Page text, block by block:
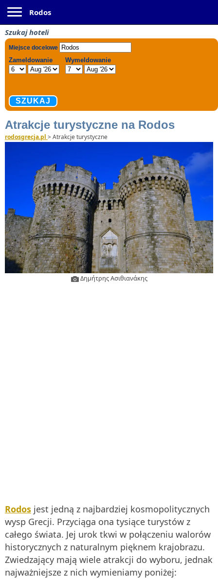
Rodos
Szukaj hoteli
Atrakcje turystyczne na Rodos
rodosgrecja.pl >Atrakcje turystyczne
Δημήτρης Ασιθιανάκης
Rodos jest jedną z najbardziej kosmopolitycznych
wysp Grecji. Przyciąga ona tysiące turystów z
całego świata. Jej urok tkwi w połączeniu walorów
historycznych z naturalnym pięknem krajobrazu.
Zwiedzający mają wiele atrakcji do wyboru, jednak
najważniejsze z nich wymieniamy poniżej: